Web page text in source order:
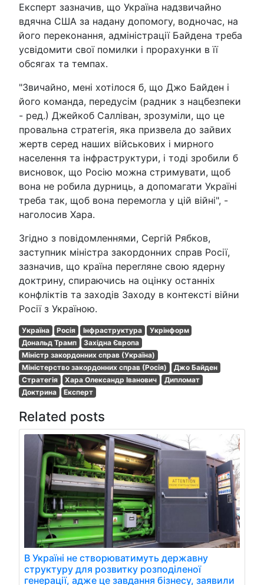
Експерт зазначив, що Україна надзвичайно
вдячна США за надану допомогу, водночас, на
його переконання, адміністрації Байдена треба
усвідомити свої помилки і прорахунки в її
обсягах та темпах.
"Звичайно, мені хотілося б, що Джо Байден і
його команда, передусім (радник з нацбезпеки
- ред.) Джейкоб Салліван, зрозуміли, що це
провальна стратегія, яка призвела до зайвих
жертв серед наших військових і мирного
населення та інфраструктури, і тоді зробили б
висновок, що Росію можна стримувати, щоб
вона не робила дурниць, а допомагати Україні
треба так, щоб вона перемогла у цій війні", -
наголосив Хара.
Згідно з повідомленнями, Сергій Рябков,
заступник міністра закордонних справ Росії,
зазначив, що країна перегляне свою ядерну
доктрину, спираючись на оцінку останніх
конфліктів та заходів Заходу в контексті війни
Росії з Україною.
Україна Росія Інфраструктура
Укрінформ
Дональд Трамп
Західна Європа
Міністр закордонних справ (Україна)
Міністерство закордонних справ (Росія)
Джо Байден
Стратегія
Хара Олександр Іванович
Дипломат
Доктрина
Експерт
Related posts
В Україні не створюватимуть державну
структуру для розвитку розподіленої
генерації, адже це завдання бізнесу, заявили